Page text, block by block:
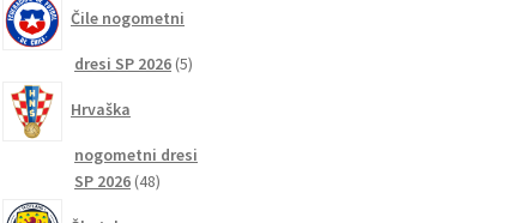
Čile nogometni
dresi SP 2026 55
Hrvaška
nogometni dresi
SP 2026 4848